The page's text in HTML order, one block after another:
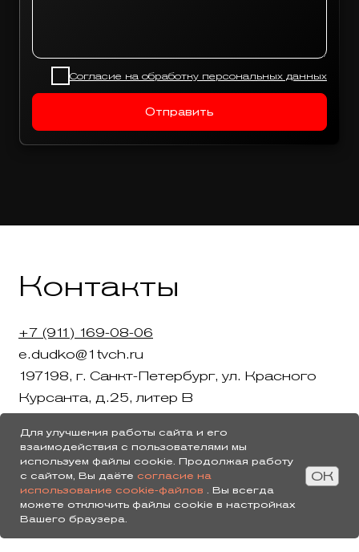
Согласие на обработку персональных данных
Отправить
Контакты
+7 (911) 169-08-06
e.dudko@1tvch.ru
197198, г. Санкт-Петербург, ул. Красного
Курсанта, д.25, литер В
Пн-Пт: 10:00 - 19:00
Карта сайтаБлогРекламные ролики
ВидеосъемкиРолики для бизнеса
Анимационные видеоролики
Услуги видеопродакшенаДокументация
Для улучшения работы сайта и его
взаимодействия с пользователями мы
используем файлы cookie. Продолжая работу
с сайтом, Вы даёте согласие на
использование cookie-файлов . Вы всегда
можете отключить файлы cookie в настройках
Вашего браузера.
ОК